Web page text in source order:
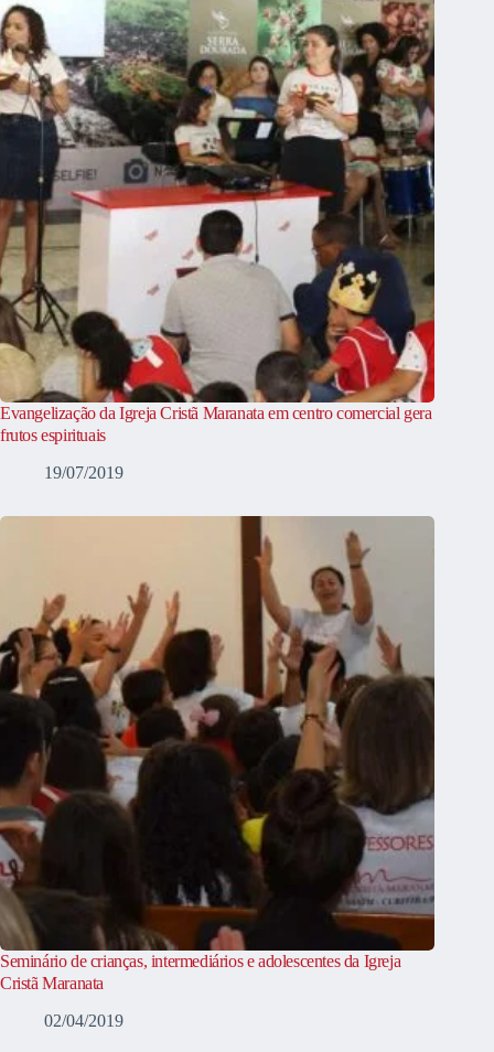
Evangelização da Igreja Cristã Maranata em centro comercial gera
frutos espirituais
19/07/2019
Seminário de crianças, intermediários e adolescentes da Igreja
Cristã Maranata
02/04/2019